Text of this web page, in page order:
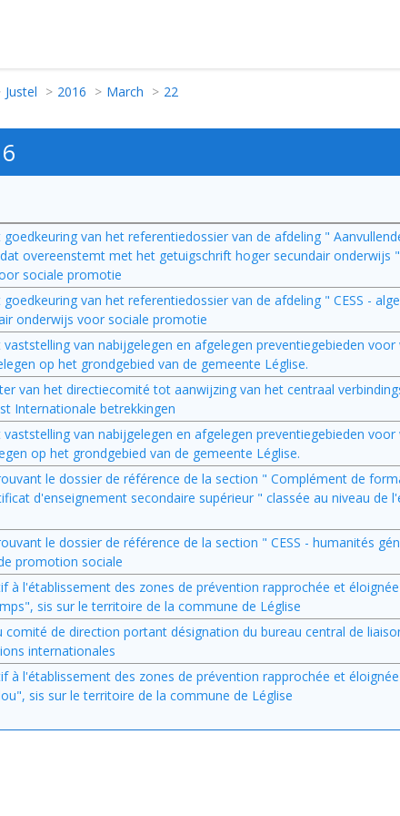
Justel 2016 March 22
van het referentiedossier van de afdeling "
overeenstemt met het getuigschrift hoger secundair onderwijs
sociale promotie
van het referentiedossier van de afdeling " CESS -
onderwijs voor sociale promotie
van nabijgelegen en afgelegen preventiegebieden
op het grondgebied van de gemeente Léglise.
van het directiecomité tot aanwijzing van het centraal
Internationale betrekkingen
van nabijgelegen en afgelegen preventiegebieden
op het grondgebied van de gemeente Léglise.
le dossier de référence de la section " Complément de
d'enseignement secondaire supérieur " classée au niveau de
le dossier de référence de la section " CESS - humanités
promotion sociale
à l'établissement des zones de prévention rapprochée et
sis sur le territoire de la commune de Léglise
comité de direction portant désignation du bureau central de
internationales
à l'établissement des zones de prévention rapprochée et
sis sur le territoire de la commune de Léglise